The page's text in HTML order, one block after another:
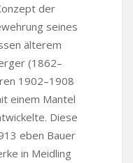
der
seines
älterem
(1862–
1902–1908
einem Mantel
Diese
eben Bauer
in Meidling